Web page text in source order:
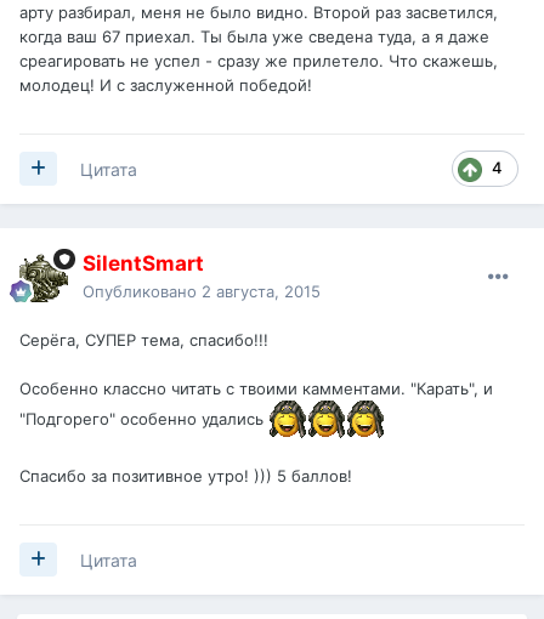
арту разбирал, меня не было видно. Второй раз засветился,
когда ваш 67 приехал. Ты была уже сведена туда, а я даже
среагировать не успел - сразу же прилетело. Что скажешь,
молодец! И с заслуженной победой!
4
Цитата
SilentSmart
Опубликовано 2 августа, 2015
Серёга, СУПЕР тема, спасибо!!!
Особенно классно читать с твоими камментами. "Карать", и
"Подгорего" особенно удались
Спасибо за позитивное утро! ))) 5 баллов!
Цитата